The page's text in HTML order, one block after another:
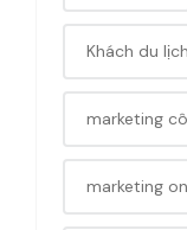
Khách du
marketing
marketing